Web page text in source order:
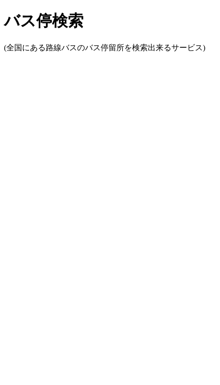
バス停検索
(全国にある路線バスのバス停留所を検索出来るサービス)